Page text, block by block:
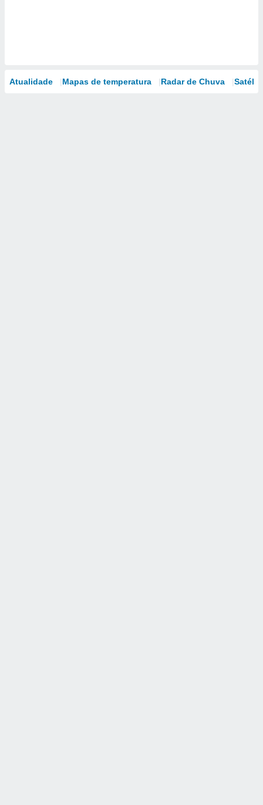
Atualidade Mapas de temperatura Radar de Chuva